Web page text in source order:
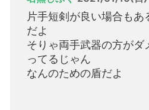
片手短剣が良い場合も
だよ
そりゃ両手武器の方がダ
ってるじゃん
なんのための盾だよ